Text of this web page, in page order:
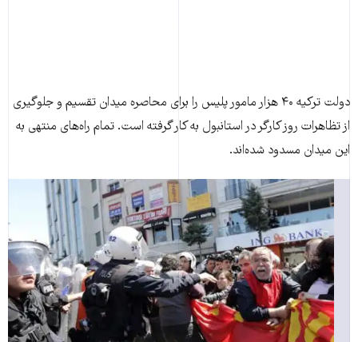
دولت ترکیه ۴۰ هزار مامور پلیس را برای محاصره میدان تقسیم و جلوگیری
از تظاهرات روز کارگر در استانبول به کار گرفته است. تمام راه‌های منتهی به
این میدان مسدود شده‌اند.